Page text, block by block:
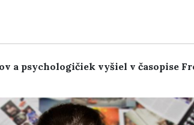
a psychologičiek vyšiel v časopise